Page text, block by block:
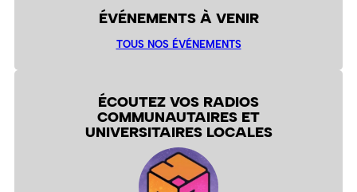
ÉVÉNEMENTS À VENIR
TOUS NOS ÉVÉNEMENTS
ÉCOUTEZ VOS RADIOS
COMMUNAUTAIRES ET
UNIVERSITAIRES LOCALES